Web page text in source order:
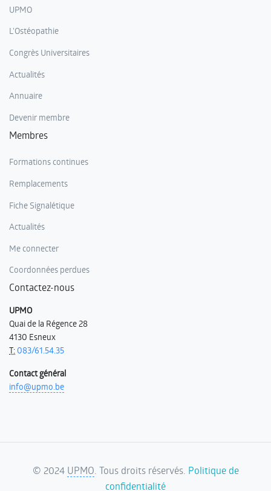
UPMO
L'Ostéopathie
Congrès Universitaires
Actualités
Annuaire
Devenir membre
Membres
Formations continues
Remplacements
Fiche Signalétique
Actualités
Me connecter
Coordonnées perdues
Contactez-nous
UPMO
Quai de la Régence 28
4130 Esneux
T: 083/61.54.35
Contact général
info@upmo.be
© 2024 UPMO . Tous droits réservés. Politique de
confidentialité